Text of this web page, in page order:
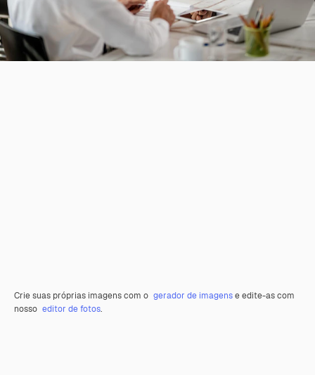
Crie suas próprias imagens com o gerador de imagense edite-as com
nosso editor de fotos.